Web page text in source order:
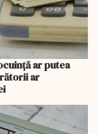
ar putea
ar